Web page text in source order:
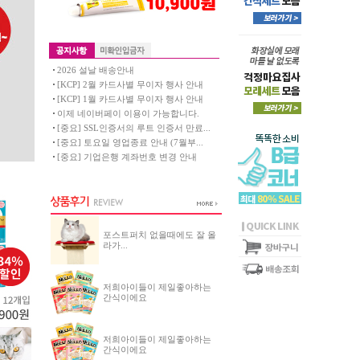
2026 설날 배송안내
[KCP] 2월 카드사별 무이자 행사 안내
[KCP] 1월 카드사별 무이자 행사 안내
이제 네이버페이 이용이 가능합니다.
[중요] SSL인증서의 루트 인증서 만료...
[중요] 토요일 영업종료 안내 (7월부...
[중요] 기업은행 계좌번호 변경 안내
포스트퍼치 없을때에도 잘 올
라가...
저희아이들이 제일좋아하는
간식이에요
저희아이들이 제일좋아하는
간식이에요